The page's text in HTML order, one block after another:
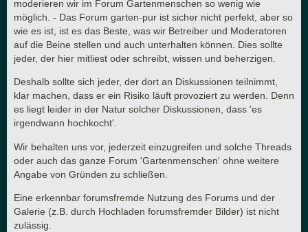
moderieren wir im Forum Gartenmenschen so wenig wie
möglich. - Das Forum garten-pur ist sicher nicht perfekt, aber so
wie es ist, ist es das Beste, was wir Betreiber und Moderatoren
auf die Beine stellen und auch unterhalten können. Dies sollte
jeder, der hier mitliest oder schreibt, wissen und beherzigen.
Deshalb sollte sich jeder, der dort an Diskussionen teilnimmt,
klar machen, dass er ein Risiko läuft provoziert zu werden. Denn
es liegt leider in der Natur solcher Diskussionen, dass 'es
irgendwann hochkocht'.
Wir behalten uns vor, jederzeit einzugreifen und solche Threads
oder auch das ganze Forum 'Gartenmenschen' ohne weitere
Angabe von Gründen zu schließen.
Eine erkennbar forumsfremde Nutzung des Forums und der
Galerie (z.B. durch Hochladen forumsfremder Bilder) ist nicht
zulässig.